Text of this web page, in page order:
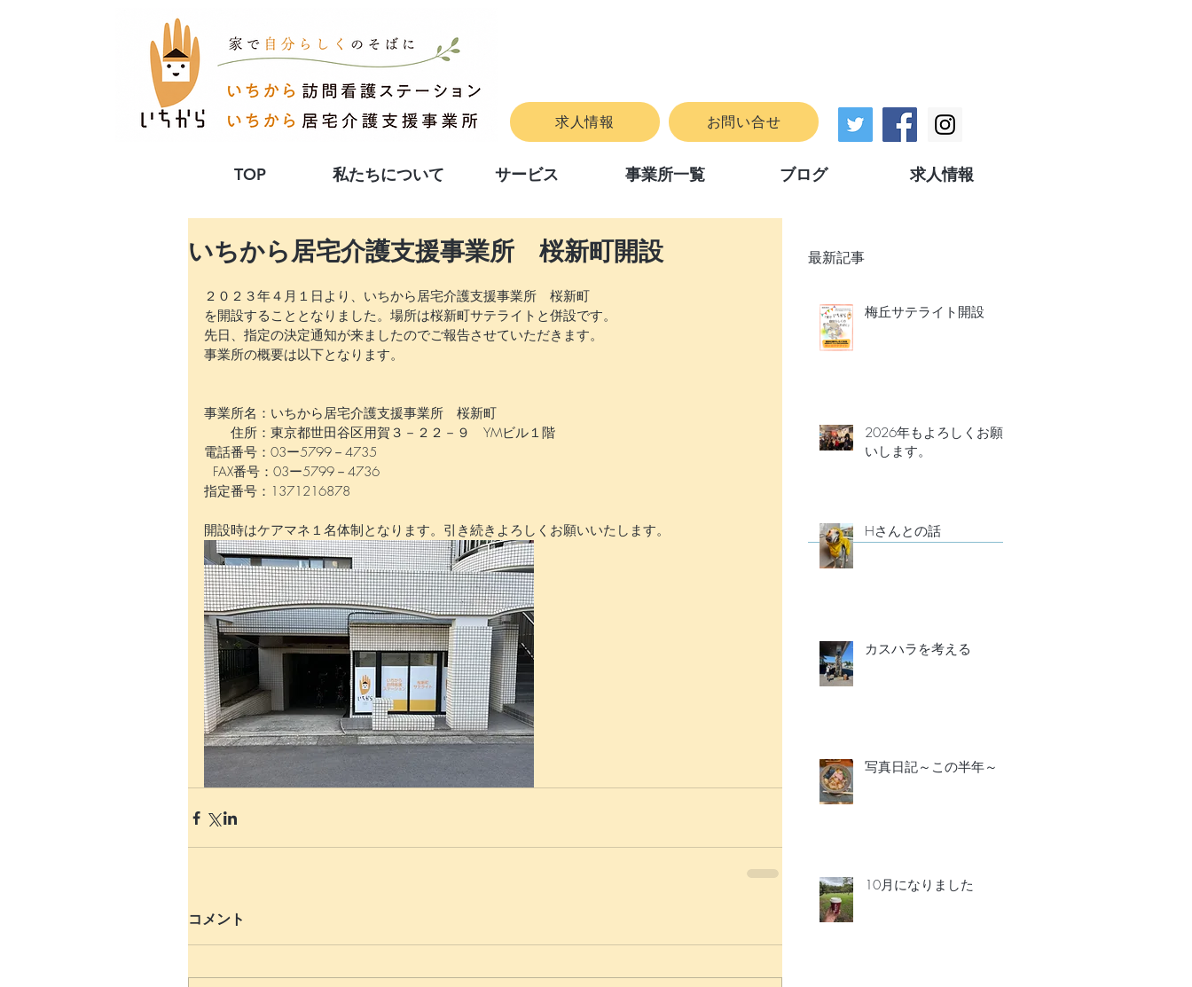
求人情報 お問い合せ
TOP 私たちについて サービス 事業所一覧 ブログ 求人情報
いちから居宅介護支援事業所 桜新町開設
２０２３年４月１日より、いちから居宅介護支援事業所　桜新町
を開設することとなりました。場所は桜新町サテライトと併設です。
先日、指定の決定通知が来ましたのでご報告させていただきます。
事業所の概要は以下となります。
事業所名：いちから居宅介護支援事業所　桜新町
住所：東京都世田谷区用賀３－２２－９　YMビル１階
電話番号：03ー5799－4735
  FAX番号：03ー5799－4736
指定番号：1371216878
開設時はケアマネ１名体制となります。引き続きよろしくお願いいたします。
コメント
最新記事
梅丘サテライト開設
2026年もよろしくお願
いします。
Hさんとの話
カスハラを考える
写真日記～この半年～
10月になりました